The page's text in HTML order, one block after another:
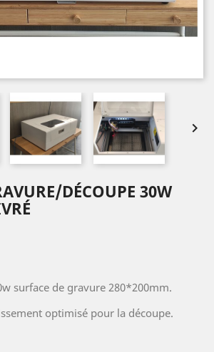

DÉCOUPE 30W
surface de gravure 280*200mm.
optimisé pour la découpe.